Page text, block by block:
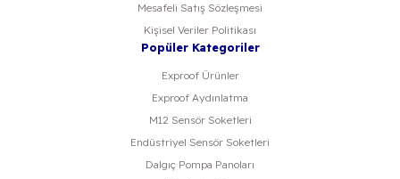
Mesafeli Satış Sözleşmesi
Kişisel Veriler Politikası
Popüler Kategoriler
Exproof Ürünler
Exproof Aydınlatma
M12 Sensör Soketleri
Endüstriyel Sensör Soketleri
Dalgıç Pompa Panoları